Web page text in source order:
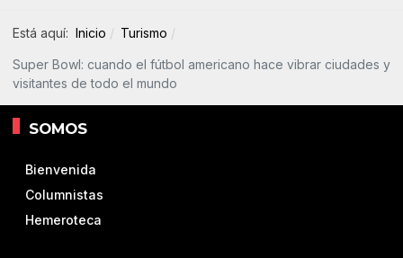
Está aquí: Inicio Turismo
Super Bowl: cuando el fútbol americano hace vibrar ciudades y
visitantes de todo el mundo
SOMOS
Bienvenida
Columnistas
Hemeroteca